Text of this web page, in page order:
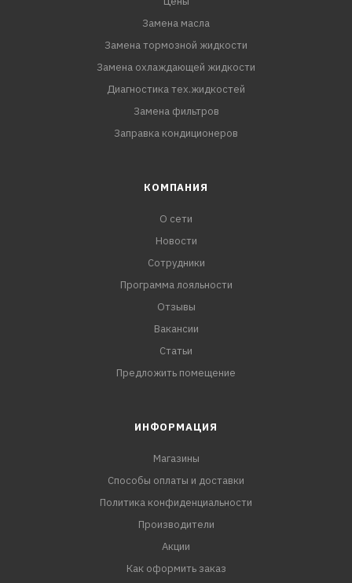
Замена масла
Замена тормозной жидкости
Замена охлаждающей жидкости
Диагностика тех.жидкостей
Замена фильтров
Заправка кондиционеров
КОМПАНИЯ
О сети
Новости
Сотрудники
Программа лояльности
Отзывы
Вакансии
Статьи
Предложить помещение
ИНФОРМАЦИЯ
Магазины
Способы оплаты и доставки
Политика конфиденциальности
Производители
Акции
Как оформить заказ